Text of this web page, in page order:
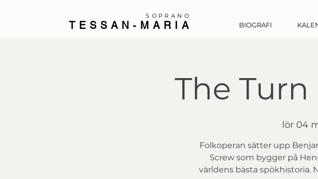
SOPRANO
TESSAN-MARIA BIOGRAFI
The
lör 04
Folkoperan sätter upp
Screw som bygger på
världens bästa spökhistoria.